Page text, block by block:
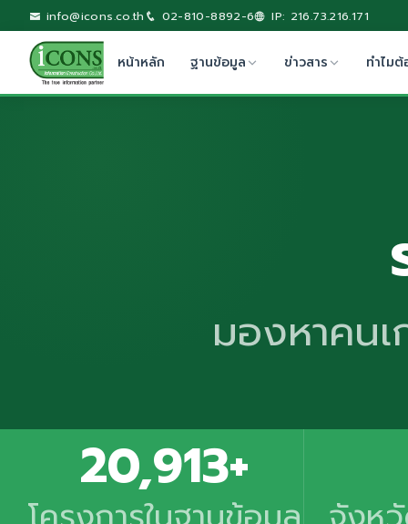
info@icons.co.th 02-810-8892-6 IP: 216.73.216.171
หน้าหลัก ฐานข้อมูล ข่าวสาร ทำไมต้
มองหาคน
20,913+